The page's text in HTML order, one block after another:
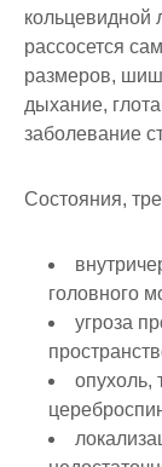
кольцевидной
рассосется
размеров,
дыхание,
заболевание
Состояния,
головного
угроза
опухоль,